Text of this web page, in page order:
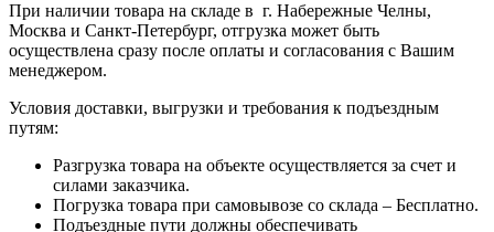
При наличии товара на складе в г. Набережные Челны,
Москва и Санкт-Петербург, отгрузка может быть
осуществлена сразу после оплаты и согласования с Вашим
менеджером.
Условия доставки, выгрузки и требования к подъездным
путям:
Разгрузка товара на объекте осуществляется за счет и
силами заказчика.
Погрузка товара при самовывозе со склада – Бесплатно.
Подъездные пути должны обеспечивать